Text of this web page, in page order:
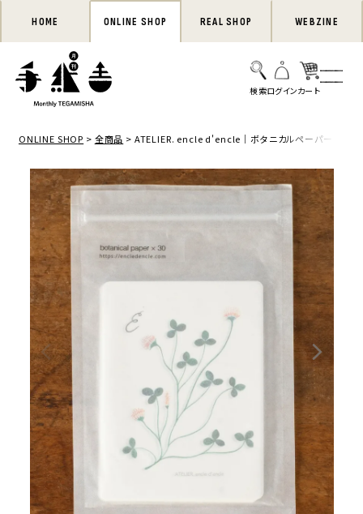
HOME ONLINE SHOP REAL SHOP WEBZINE
ONLINE SHOP 全商品 ATELIER. encle d'encle｜ボタニカルペーパー「クロ